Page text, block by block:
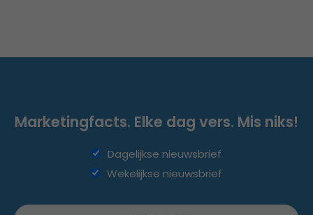
Marketingfacts. Elke dag vers. Mis niks!
Dagelijkse nieuwsbrief
Wekelijkse nieuwsbrief